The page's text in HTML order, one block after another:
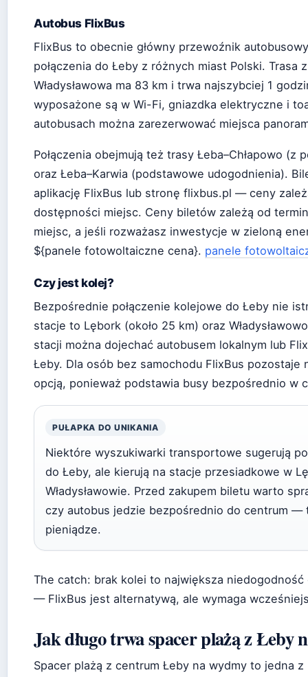
Autobus FlixBus
FlixBus to obecnie główny przewoźnik
połączenia do Łeby z różnych miast Polski. Trasa
Władysławowa ma 83 km i trwa najszybciej 1
wyposażone są w Wi-Fi, gniazdka elektryczne i
autobusach można zarezerwować miejsca
Połączenia obejmują też trasy Łeba–Chłapowo (z
oraz Łeba–Karwia (podstawowe udogodnienia).
aplikację FlixBus lub stronę flixbus.pl — ceny
dostępności miejsc. Ceny biletów zależą od
miejsc, a jeśli rozważasz inwestycje w zieloną
${panele fotowoltaiczne cena}. panele
Czy jest kolej?
Bezpośrednie połączenie kolejowe do Łeby nie
stacje to Lębork (około 25 km) oraz
stacji można dojechać autobusem lokalnym lub
Łeby. Dla osób bez samochodu FlixBus pozostaje
opcją, ponieważ podstawia busy bezpośrednio w
PUŁAPKA DO UNIKANIA
Niektóre wyszukiwarki transportowe sugerują
do Łeby, ale kierują na stacje przesiadkowe w
Władysławowie. Przed zakupem biletu warto
czy autobus jedzie bezpośrednio do centrum —
pieniądze.
The catch: brak kolei to największa
— FlixBus jest alternatywą, ale wymaga
Jak długo trwa spacer plażą z Łeby
Spacer plażą z centrum Łeby na wydmy to jedna